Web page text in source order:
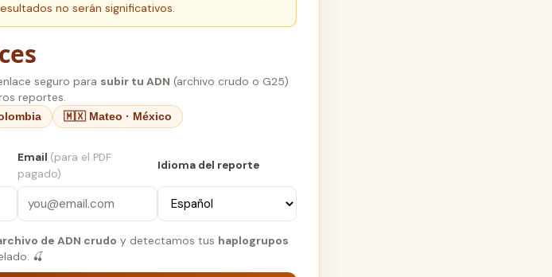
no serán significativos.
seguro para subir tu ADN (archivo crudo o G25)
reportes.
🇲🇽 Mateo · México
Email (para el PDF
pagado)
Idioma del reporte
de ADN crudo y detectamos tus haplogrupos
🍒